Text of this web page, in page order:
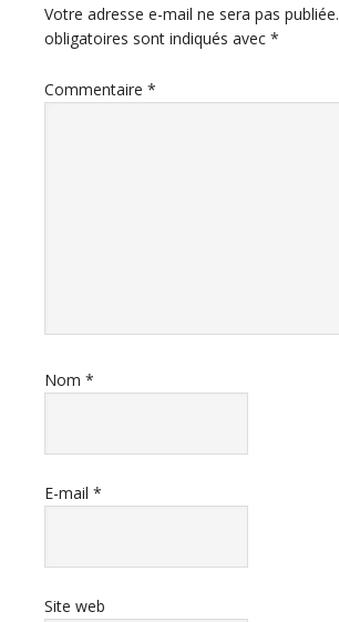
Votre adresse e-mail ne sera pas publiée.
obligatoires sont indiqués avec *
Commentaire *
Nom *
E-mail *
Site web